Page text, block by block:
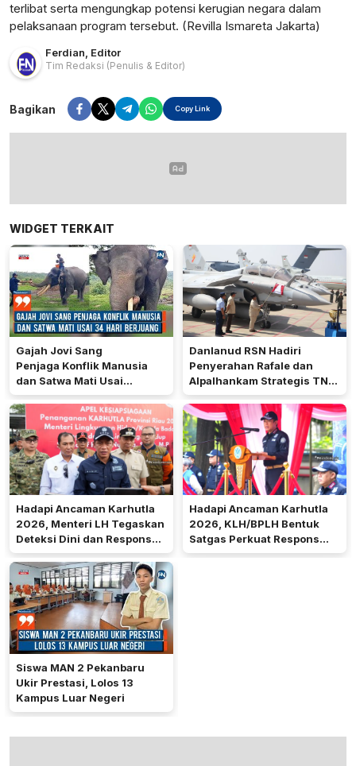
terlibat serta mengungkap potensi kerugian negara dalam
pelaksanaan program tersebut. (Revilla Ismareta Jakarta)
Ferdian, Editor
Tim Redaksi (Penulis & Editor)
Bagikan Copy Link
WIDGET TERKAIT
Gajah Jovi Sang
Penjaga Konflik Manusia
dan Satwa Mati Usai
34 Hari Berjuang
Danlanud RSN Hadiri
Penyerahan Rafale dan
Alpalhankam Strategis TNI,
Perkuat Pertahanan Udara
Nasional
Hadapi Ancaman Karhutla
2026, Menteri LH Tegaskan
Deteksi Dini dan Respons
Cepat di Riau
Hadapi Ancaman Karhutla
2026, KLH/BPLH Bentuk
Satgas Perkuat Respons
Dini
Siswa MAN 2 Pekanbaru
Ukir Prestasi, Lolos 13
Kampus Luar Negeri